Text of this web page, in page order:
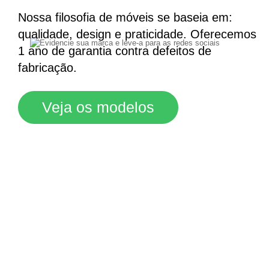
Nossa filosofia de móveis se baseia em:
qualidade, design e praticidade. Oferecemos
1 ano de garantia contra defeitos de
fabricação.
Veja os modelos